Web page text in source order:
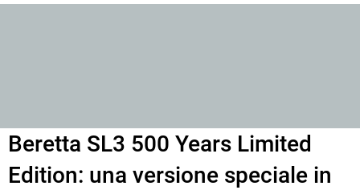
Beretta SL3 500 Years Limited
Edition: una versione speciale in